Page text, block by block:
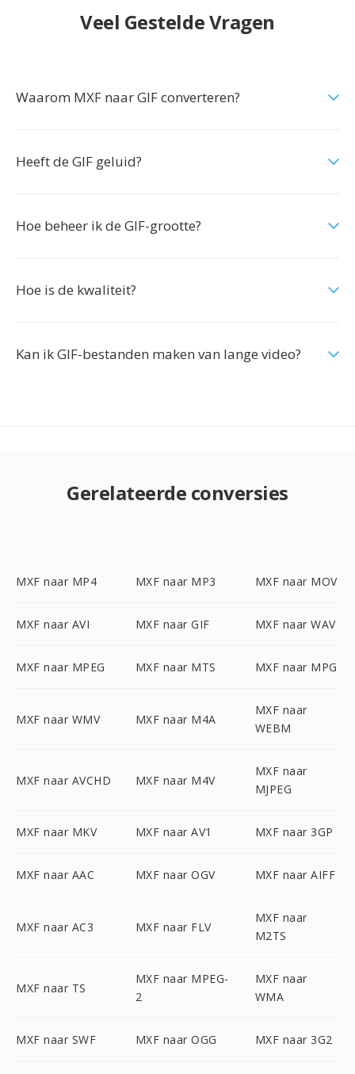
Veel Gestelde Vragen
Waarom MXF naar GIF converteren?
Heeft de GIF geluid?
Hoe beheer ik de GIF-grootte?
Hoe is de kwaliteit?
Kan ik GIF-bestanden maken van lange video?
Gerelateerde conversies
MXF naar MP4 MXF naar MP3 MXF naar MOV
MXF naar AVI MXF naar GIF MXF naar WAV
MXF naar MPEG MXF naar MTS MXF naar MPG
MXF naar WMV MXF naar M4A
MXF naar
WEBM
MXF naar AVCHD MXF naar M4V
MXF naar
MJPEG
MXF naar MKV MXF naar AV1 MXF naar 3GP
MXF naar AAC MXF naar OGV MXF naar AIFF
MXF naar AC3 MXF naar FLV
MXF naar
M2TS
MXF naar TS
MXF naar MPEG-
2
MXF naar
WMA
MXF naar SWF MXF naar OGG MXF naar 3G2